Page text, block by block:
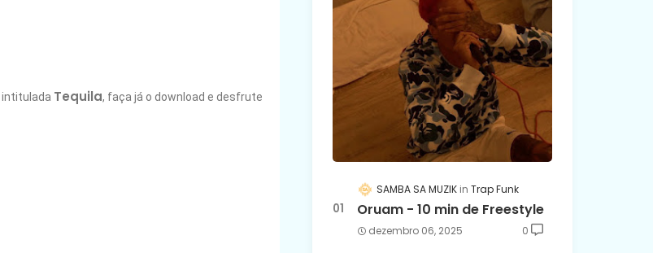
intitulada Tequila, faça já o download e desfrute
SAMBA SA MUZIK Trap Funk
Oruam - 10 min de Freestyle
dezembro 06, 2025 0